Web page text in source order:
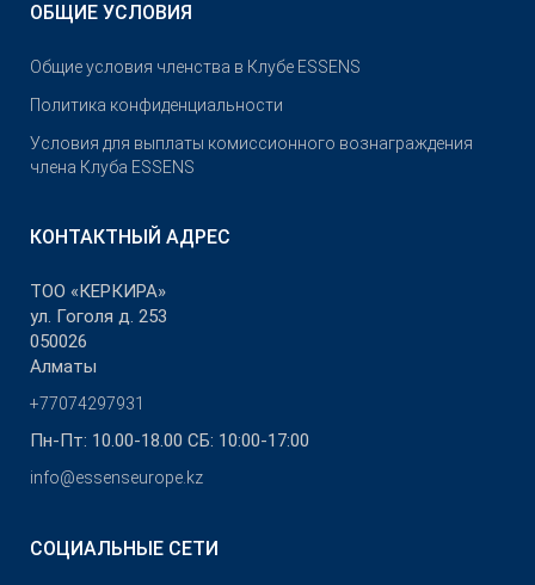
ОБЩИЕ УСЛОВИЯ
Общие условия членства в Клубе ESSENS
Политика конфиденциальности
Условия для выплаты комиссионного вознаграждения
члена Клуба ESSENS
КОНТАКТНЫЙ АДРЕС
ТОО «КЕРКИРА»
ул. Гоголя д. 253
050026
Алматы
+77074297931
Пн-Пт: 10.00-18.00 СБ: 10:00-17:00
info@essenseurope.kz
СОЦИАЛЬНЫЕ СЕТИ